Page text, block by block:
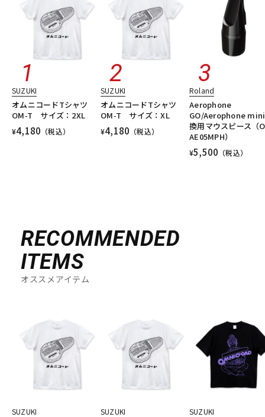
SUZUKI
オムニコードTシャツ
OM-T サイズ：2XL
¥4,180 （税込）
SUZUKI
オムニコードTシャツ
OM-T サイズ：XL
¥4,180 （税込）
Roland
Aerophone
GO/Aerophone
換用マウスピース（
AE05MPH）
¥5,500 （税込）
RECOMMENDED
ITEMS
オススメアイテム
SUZUKI SUZUKI SUZUKI